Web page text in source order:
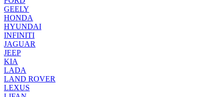
GEELY
HONDA
HYUNDAI
INFINITI
JAGUAR
JEEP
KIA
LADA
LAND ROVER
LEXUS